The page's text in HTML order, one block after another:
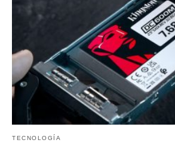
TECNOLOGÍA